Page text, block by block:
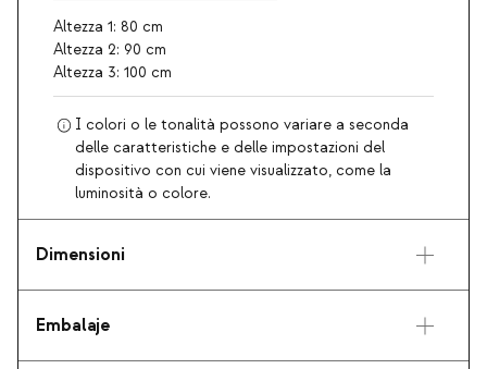
Altezza 1: 80 cm
Altezza 2: 90 cm
Altezza 3: 100 cm
I colori o le tonalità possono variare a seconda
delle caratteristiche e delle impostazioni del
dispositivo con cui viene visualizzato, come la
luminosità o colore.
Dimensioni
Embalaje